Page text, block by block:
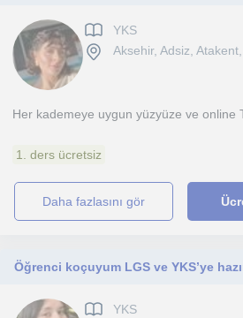
YKS
Aksehir, Adsiz,
Her kademeye uygun yüzyüze ve online
1. ders ücretsiz
daha fazlasını gör
YKS